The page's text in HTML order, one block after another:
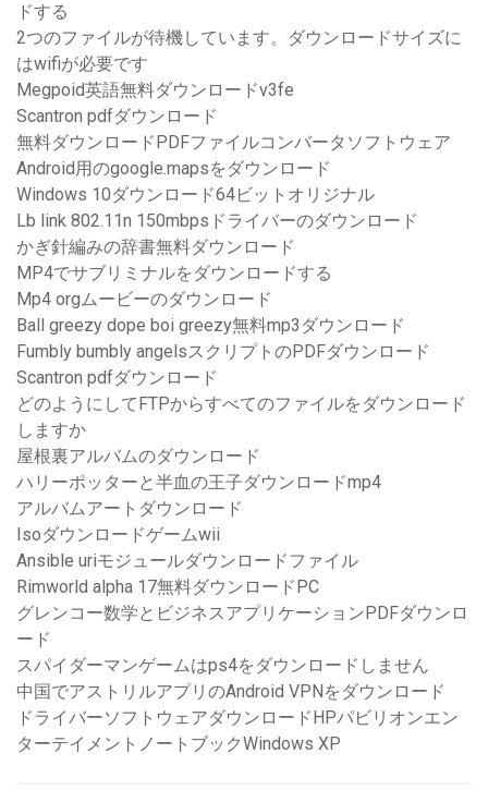
ドする
2つのファイルが待機しています。ダウンロードサイズに
はwifiが必要です
Megpoid英語無料ダウンロードv3fe
Scantron pdfダウンロード
無料ダウンロードPDFファイルコンバータソフトウェア
Android用のgoogle.mapsをダウンロード
Windows 10ダウンロード64ビットオリジナル
Lb link 802.11n 150mbpsドライバーのダウンロード
かぎ針編みの辞書無料ダウンロード
MP4でサブリミナルをダウンロードする
Mp4 orgムービーのダウンロード
Ball greezy dope boi greezy無料mp3ダウンロード
Fumbly bumbly angelsスクリプトのPDFダウンロード
Scantron pdfダウンロード
どのようにしてFTPからすべてのファイルをダウンロード
しますか
屋根裏アルバムのダウンロード
ハリーポッターと半血の王子ダウンロードmp4
アルバムアートダウンロード
Isoダウンロードゲームwii
Ansible uriモジュールダウンロードファイル
Rimworld alpha 17無料ダウンロードPC
グレンコー数学とビジネスアプリケーションPDFダウンロ
ード
スパイダーマンゲームはps4をダウンロードしません
中国でアストリルアプリのAndroid VPNをダウンロード
ドライバーソフトウェアダウンロードHPパビリオンエン
ターテイメントノートブックWindows XP